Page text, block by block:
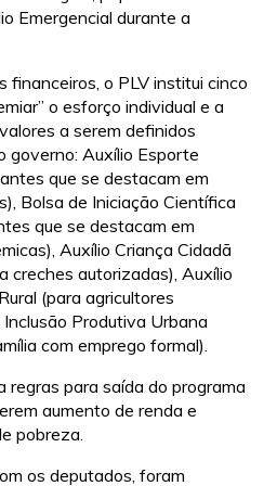
Emergencial durante a
financeiros, o PLV institui cinco
o esforço individual e a
a serem definidos
governo: Auxílio Esporte
que se destacam em
Bolsa de Iniciação Científica
que se destacam em
Auxílio Criança Cidadã
creches autorizadas), Auxílio
(para agricultores
Produtiva Urbana
com emprego formal).
regras para saída do programa
aumento de renda e
pobreza.
os deputados, foram